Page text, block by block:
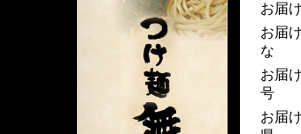
お届
お届
な
お届
号
お届